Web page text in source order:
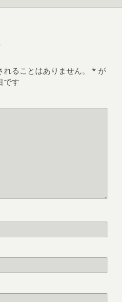
ることはありません。 * が
です